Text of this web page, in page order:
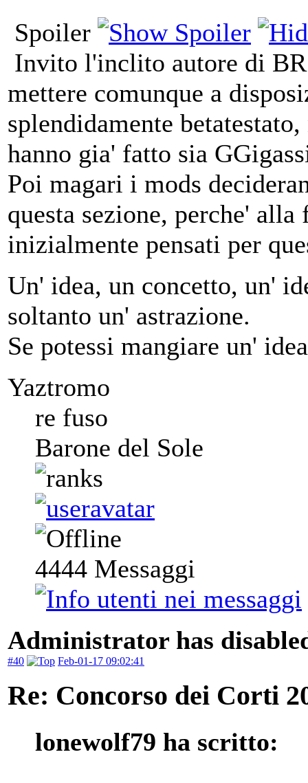
Spoiler
Invito l'inclito autore di
mettere comunque a
splendidamente
hanno gia' fatto sia
Poi magari i mods
questa sezione, perche'
inizialmente pensati per
Un' idea, un concetto, un'
soltanto un' astrazione.
Se potessi mangiare un'
Yaztromo
re fuso
Barone del Sole
4444 Messaggi
Administrator has
#40 Feb-01-17 09:02:41
Re: Concorso dei Corti
lonewolf79 ha scritto: